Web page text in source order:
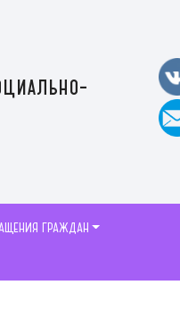
ГРАЖДАН